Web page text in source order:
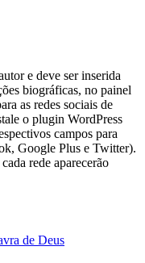
e deve ser inserida
biográficas, no painel
as redes sociais de
o plugin WordPress
campos para
Google Plus e Twitter).
rede aparecerão